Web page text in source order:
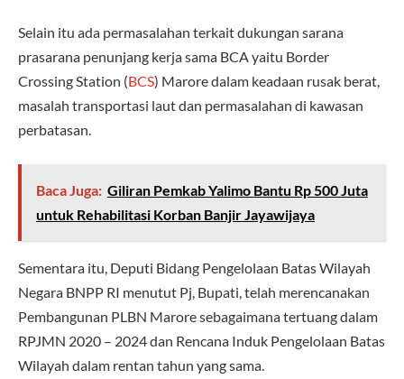
Selain itu ada permasalahan terkait dukungan sarana
prasarana penunjang kerja sama BCA yaitu Border
Crossing Station (BCS) Marore dalam keadaan rusak berat,
masalah transportasi laut dan permasalahan di kawasan
perbatasan.
Baca Juga: Giliran Pemkab Yalimo Bantu Rp 500 Juta
untuk Rehabilitasi Korban Banjir Jayawijaya
Sementara itu, Deputi Bidang Pengelolaan Batas Wilayah
Negara BNPP RI menutut Pj, Bupati, telah merencanakan
Pembangunan PLBN Marore sebagaimana tertuang dalam
RPJMN 2020 – 2024 dan Rencana Induk Pengelolaan Batas
Wilayah dalam rentan tahun yang sama.